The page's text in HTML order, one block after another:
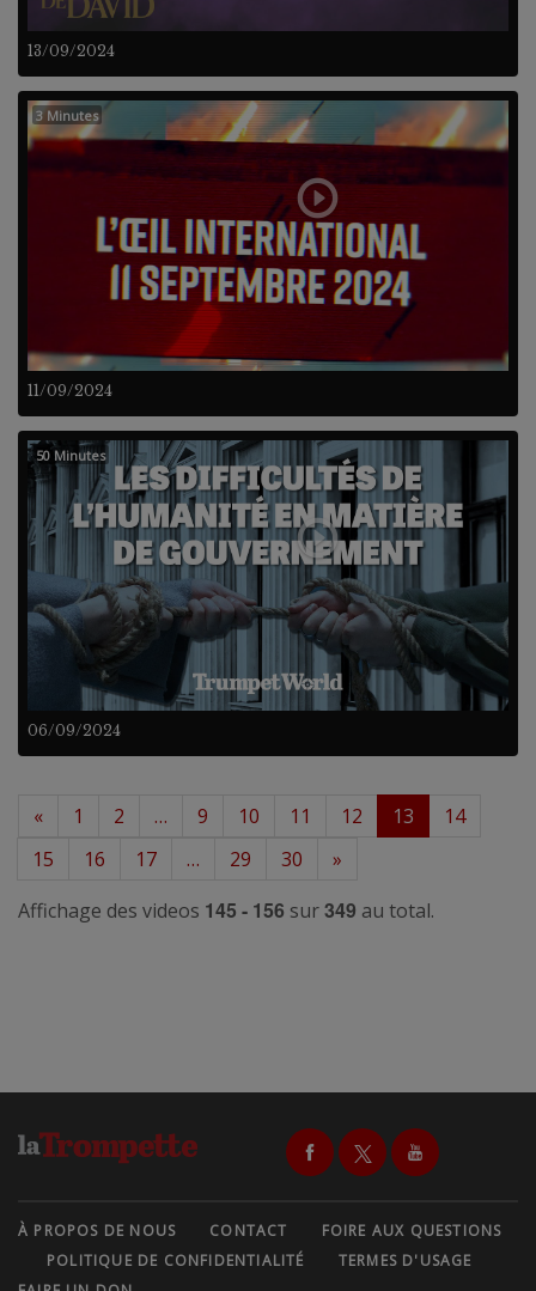
13/09/2024
11/09/2024
3 Minutes
06/09/2024
50 Minutes
« 1 2 … 9 10 11 12 13
14
15
16 17 … 29 30
»
Affichage des videos 145 - 156 sur349 au total.
À PROPOS DE NOUS CONTACT
FOIRE AUX QUESTIONS
POLITIQUE DE CONFIDENTIALITÉ
TERMES D'USAGE